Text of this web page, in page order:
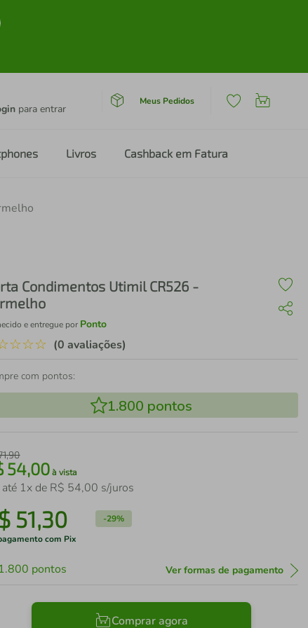
para entrar
Meus Pedidos
Livros Cashback em Fatura
Condimentos Utimil CR526 -
e entregue por Ponto
☆☆☆ (0 avaliações)
com pontos:
1.800 pontos
,90
54,00 à vista
1x de R$ 54,00 s/juros
51,30 -29%
com Pix
1.800 pontos Ver formas de pagamento
Comprar agora